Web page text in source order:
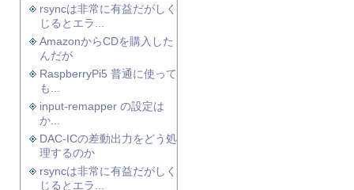
rsyncは非常に有益だがしく
じるとエラ...
AmazonからCDを購入した
んだが
RaspberryPi5 普通に使って
も...
input-remapper の設定は
か...
DAC-ICの差動出力をどう処
理するのか
rsyncは非常に有益だがしく
じるとエラ...